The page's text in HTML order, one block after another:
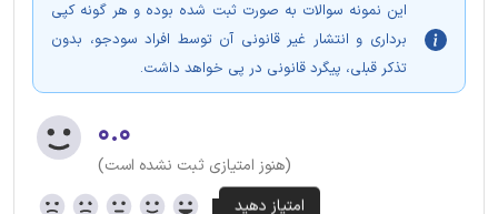
این نمونه سوالات به صورت ثبت شده بوده و هر گونه کپی
برداری و انتشار غیر قانونی آن توسط افراد سودجو، بدون
تذکر قبلی، پیگرد قانونی در پی خواهد داشت.
۰.۰
(هنوز امتیازی ثبت نشده است)